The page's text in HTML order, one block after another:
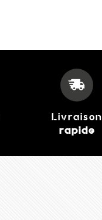
Livraison
rapide